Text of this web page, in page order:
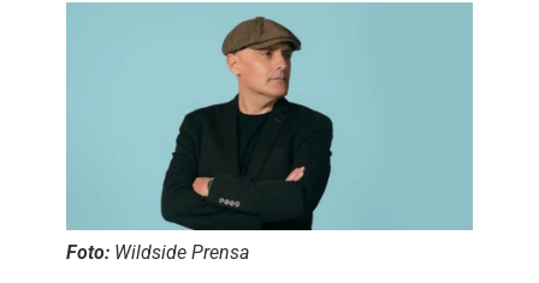
Foto: Wildside Prensa